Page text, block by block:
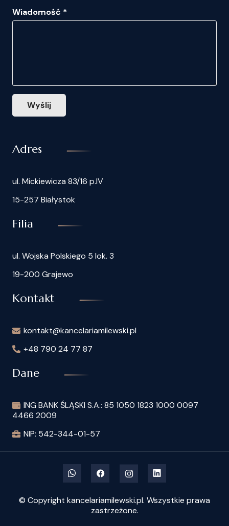
Wiadomość *
Wyślij
Adres
ul. Mickiewicza 83/16 p.IV
15-257 Białystok
Filia
ul. Wojska Polskiego 5 lok. 3
19-200 Grajewo
Kontakt
kontakt@kancelariamilewski.pl
+48 790 24 77 87
Dane
ING BANK ŚLĄSKI S.A.: 85 1050 1823 1000 0097
4466 2009
NIP: 542-344-01-57
© Copyright kancelariamilewski.pl. Wszystkie prawa
zastrzeżone.